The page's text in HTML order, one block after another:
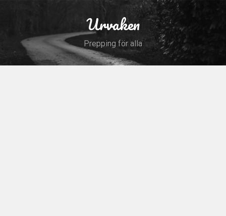
Urvaken
Prepping för alla